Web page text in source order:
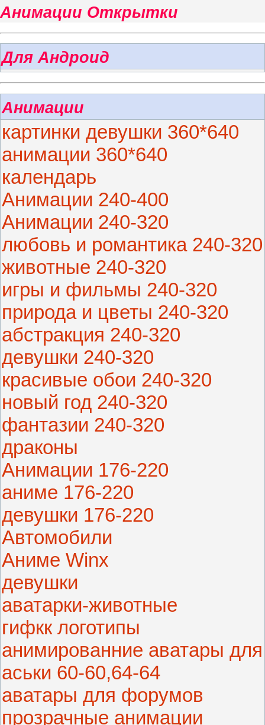
Анимации Открытки
Для Андроид
Анимации
картинки девушки 360*640
анимации 360*640
календарь
Анимации 240-400
Анимации 240-320
любовь и романтика 240-320
животные 240-320
игры и фильмы 240-320
природа и цветы 240-320
абстракция 240-320
девушки 240-320
красивые обои 240-320
новый год 240-320
фантазии 240-320
драконы
Анимации 176-220
аниме 176-220
девушки 176-220
Автомобили
Аниме Winx
девушки
аватарки-животные
гифкк логотипы
анимированние аватары для
аськи 60-60,64-64
аватары для форумов
прозрачные анимации